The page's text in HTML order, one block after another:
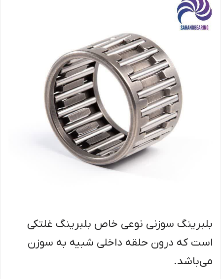
بلبرینگ سوزنی نوعی خاص بلبرینگ غلتکی
است که درون حلقه داخلی شبیه به سوزن
می‌باشد.